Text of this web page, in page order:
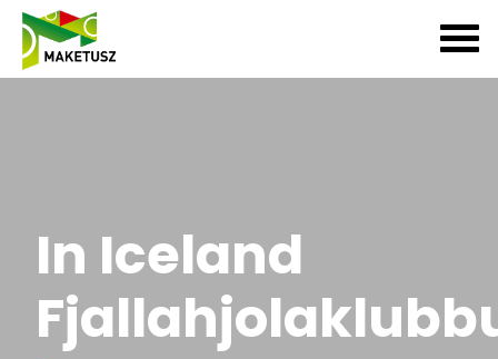
In Iceland